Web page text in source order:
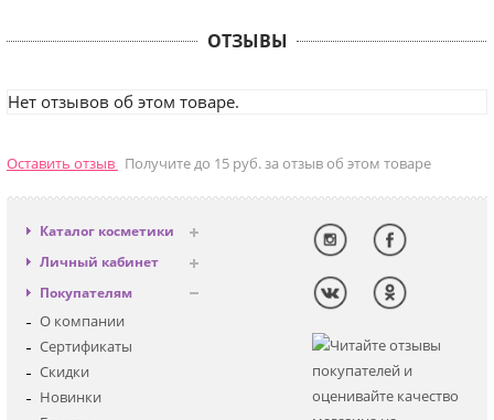
ОТЗЫВЫ
Нет отзывов об этом товаре.
Оставить отзыв Получите до 15 руб. за отзыв об этом товаре
Каталог косметики
Антивозрастная
Декоративная
Для глаз
Для тела
Личный кабинет
Вход
Регистрация
Покупателям
О компании
Сертификаты
Скидки
Новинки